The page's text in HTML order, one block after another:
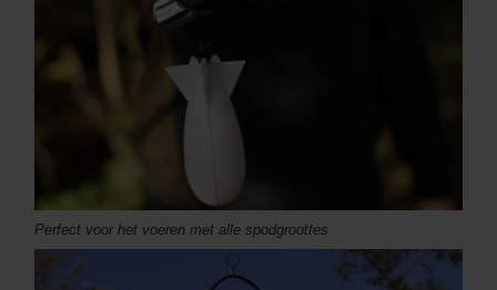
Perfect voor het voeren met alle spodgroottes